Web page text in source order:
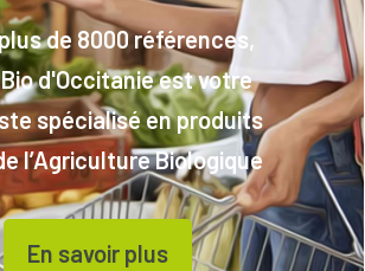
de 8000 références,
d'Occitanie est votre
spécialisé en produits
l’Agriculture Biologique
En savoir plus